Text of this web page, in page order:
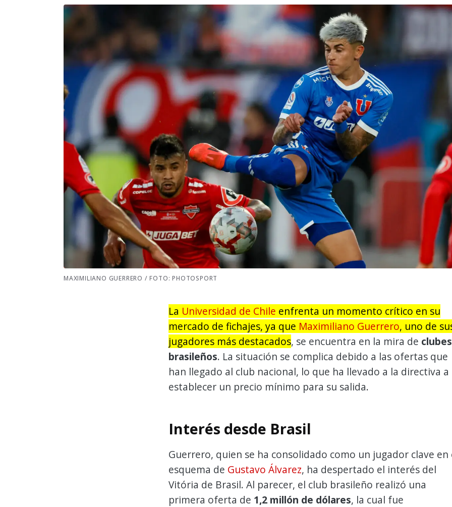
MAXIMILIANO GUERRERO / FOTO: PHOTOSPORT
La Universidad de Chile enfrenta un momento crítico en su
mercado de fichajes, ya que Maximiliano Guerrero, uno de
jugadores más destacados, se encuentra en la mira de clubes
brasileños. La situación se complica debido a las ofertas que
han llegado al club nacional, lo que ha llevado a la directiva a
establecer un precio mínimo para su salida.
Interés desde Brasil
Guerrero, quien se ha consolidado como un jugador clave en
esquema de Gustavo Álvarez, ha despertado el interés del
Vitória de Brasil. Al parecer, el club brasileño realizó una
primera oferta de 1,2 millón de dólares, la cual fue